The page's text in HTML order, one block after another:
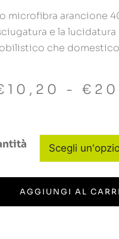
microfibra arancione
e la
che
10,20 - €
AGGIUNGI AL